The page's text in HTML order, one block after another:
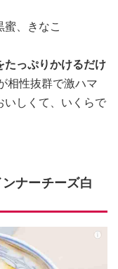
蜜、きなこ
たっぷりかけるだけ
相性抜群で激ハマ
いしくて、いくらで
ナーチーズ白